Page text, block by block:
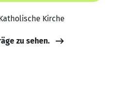
Kirche
zu sehen.